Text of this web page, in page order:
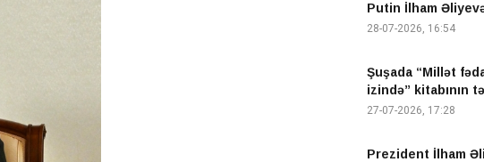
Putin İlham
28-07-2026, 16:54
Şuşada “Millət
izində” kitabının
27-07-2026, 17:28
Prezident İlham